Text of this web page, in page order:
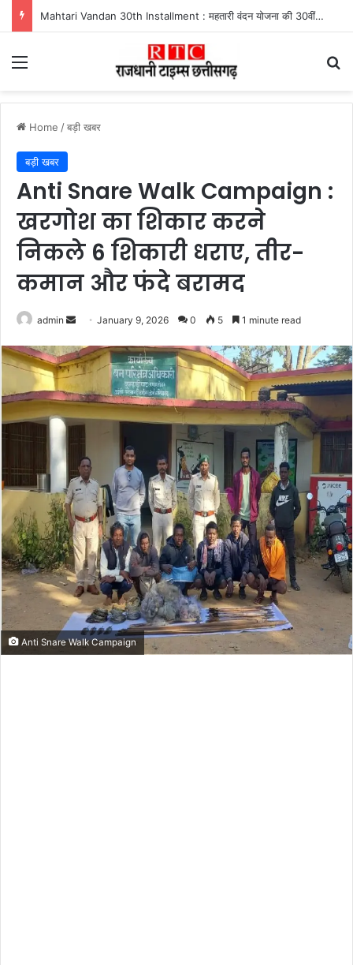
Mahtari Vandan 30th Installment : महतारी वंदन योजना की 30वीं किस्त जारी, ऐसे करें भुगतान स्टेटस चेक
Menu
Home /बड़ी खबर
बड़ी खबर
Anti Snare Walk Campaign :
खरगोश का शिकार करने
निकले 6 शिकारी धराए, तीर-
कमान और फंदे बरामद
admin
Send
email
January 9, 2026 0 5 1 minute read
Anti Snare Walk Campaign